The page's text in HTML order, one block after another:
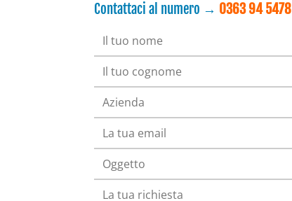
Contattaci al numero → 0363 94 5478